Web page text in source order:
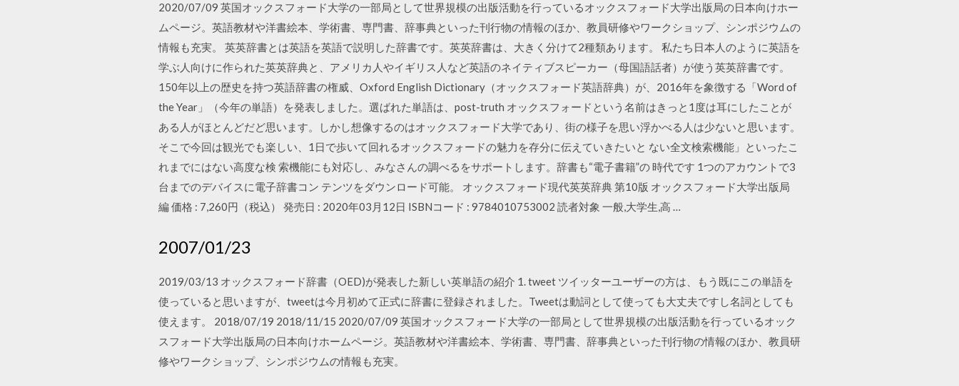
2020/07/09 英国オックスフォード大学の一部局として世界規模の出版活動を行っているオックスフォード大学出版局の日本向けホー
ムページ。英語教材や洋書絵本、学術書、専門書、辞事典といった刊行物の情報のほか、教員研修やワークショップ、シンポジウムの
情報も充実。 英英辞書とは英語を英語で説明した辞書です。英英辞書は、大きく分けて2種類あります。 私たち日本人のように英語を
学ぶ人向けに作られた英英辞典と、アメリカ人やイギリス人など英語のネイティブスピーカー（母国語話者）が使う英英辞書です。
150年以上の歴史を持つ英語辞書の権威、Oxford English Dictionary（オックスフォード英語辞典）が、2016年を象徴する「Word of
the Year」（今年の単語）を発表しました。選ばれた単語は、post-truth オックスフォードという名前はきっと1度は耳にしたことが
ある人がほとんどだど思います。しかし想像するのはオックスフォード大学であり、街の様子を思い浮かべる人は少ないと思います。
そこで今回は観光でも楽しい、1日で歩いて回れるオックスフォードの魅力を存分に伝えていきたいと ない全文検索機能」といったこ
れまでにはない高度な検 索機能にも対応し、みなさんの調べるをサポートします。辞書も“電子書籍”の 時代です 1つのアカウントで3
台までのデバイスに電子辞書コン テンツをダウンロード可能。 オックスフォード現代英英辞典 第10版 オックスフォード大学出版局
編 価格 : 7,260円（税込） 発売日 : 2020年03月12日 ISBNコード : 9784010753002 読者対象 一般,大学生,高 …
2007/01/23
2019/03/13 オックスフォード辞書（OED)が発表した新しい英単語の紹介 1. tweet ツイッターユーザーの方は、もう既にこの単語を
使っていると思いますが、tweetは今月初めて正式に辞書に登録されました。Tweetは動詞として使っても大丈夫ですし名詞としても
使えます。 2018/07/19 2018/11/15 2020/07/09 英国オックスフォード大学の一部局として世界規模の出版活動を行っているオック
スフォード大学出版局の日本向けホームページ。英語教材や洋書絵本、学術書、専門書、辞事典といった刊行物の情報のほか、教員研
修やワークショップ、シンポジウムの情報も充実。